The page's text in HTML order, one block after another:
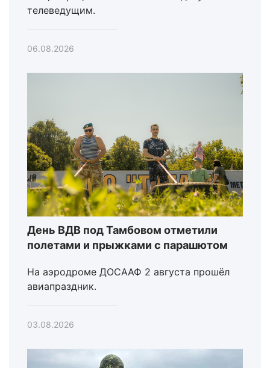
телеведущим.
06.08.2026
День ВДВ под Тамбовом отметили
полетами и прыжками с парашютом
На аэродроме ДОСААФ 2 августа прошёл
авиапраздник.
03.08.2026